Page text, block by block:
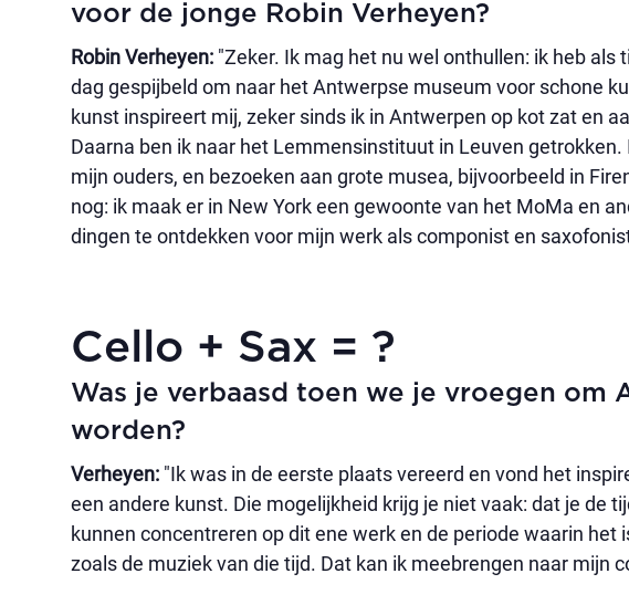
voor de jonge Robin Verheyen?
Robin Verheyen: "Zeker. Ik mag het nu wel onthullen: ik heb
dag gespijbeld om naar het Antwerpse museum voor schone
kunst inspireert mij, zeker sinds ik in Antwerpen op kot zat en
Daarna ben ik naar het Lemmensinstituut in Leuven
mijn ouders, en bezoeken aan grote musea, bijvoorbeeld in
nog: ik maak er in New York een gewoonte van het MoMa en
dingen te ontdekken voor mijn werk als componist en
Cello + Sax = ?
Was je verbaasd toen we je vroegen om
worden?
Verheyen: "Ik was in de eerste plaats vereerd en vond het
een andere kunst. Die mogelijkheid krijg je niet vaak: dat je de
kunnen concentreren op dit ene werk en de periode waarin
zoals de muziek van die tijd. Dat kan ik meebrengen naar mijn